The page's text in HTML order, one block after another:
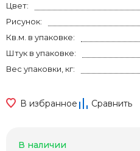
Цвет:
Рисунок:
Кв.м. в упаковке:
Штук в упаковке:
Вес упаковки, кг:
В избранное Сравнить
В наличии